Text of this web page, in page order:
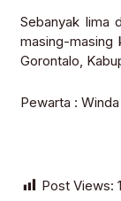
Sebanyak lima
masing-masing
Gorontalo,
Pewarta : Winda
Post Views: